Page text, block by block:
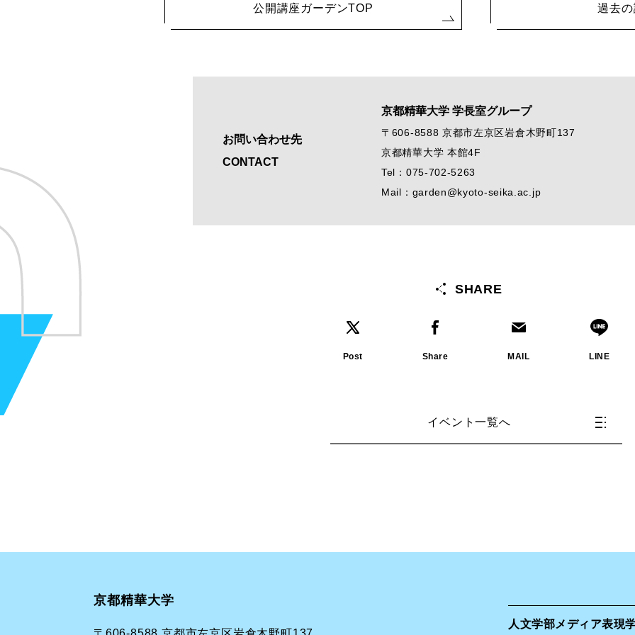
公開講座ガーデンTOP 過去
お問い合わせ先
CONTACT
京都精華大学 学長室グループ
〒606-8588 京都市左京区岩倉木野町137
京都精華大学 本館4F
Tel：075-702-5263
Mail：garden@kyoto-seika.ac.jp
SHARE
Post Share MAIL LINE
イベント一覧へ
京都精華大学
人文学部メディア表現